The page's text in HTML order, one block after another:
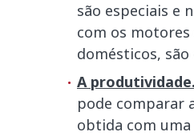
são especiais e
com os
domésticos,
A produtividade.
pode comparar
obtida com